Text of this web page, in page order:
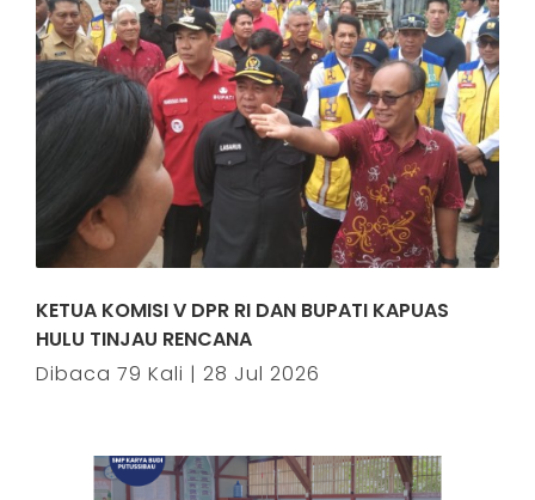
KETUA KOMISI V DPR RI DAN BUPATI KAPUAS
HULU TINJAU RENCANA
Dibaca 79 Kali | 28 Jul 2026